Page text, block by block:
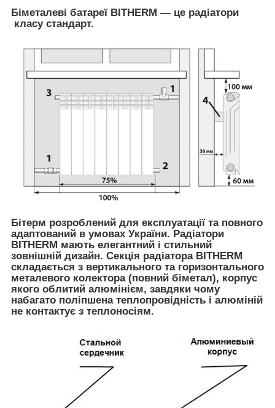
Біметалеві батареї BITHERM — це радіатори
класу стандарт.
Бітерм розроблений для експлуатації та повного
адаптований в умовах України. Радіатори
BITHERM мають елегантний і стильний
зовнішній дизайн. Секція радіатора BITHERM
складається з вертикального та горизонтального
металевого колектора (повний біметал), корпус
якого облитий алюмінієм, завдяки чому
набагато поліпшена теплопровідність і алюміній
не контактує з теплоносіям.